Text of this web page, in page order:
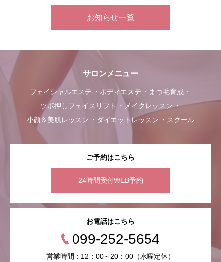
お知らせ一覧
サロンメニュー
フェイシャルエステ ボディエステ
まつ毛育成
ツボ押しフェイスリフト
メイクレッスン
小顔＆美肌レッスン
ダイエットレッスン スクール
ご予約はこちら
24時間受付WEB予約
お電話はこちら
099-252-5654
営業時間：12：00～20：00（水曜定休）